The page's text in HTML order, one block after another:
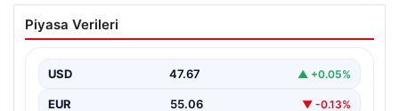
2026 Kurban Bayramı Emekli
İkramiyeleri Ne Zaman Ödenecek?
milyon emekli vatandaşın gözü kulağı bayram
ikramiyesi…
Piyasa Verileri
USD 47.67 ▲ +0.05%
EUR 55.06 ▼ -0.13%